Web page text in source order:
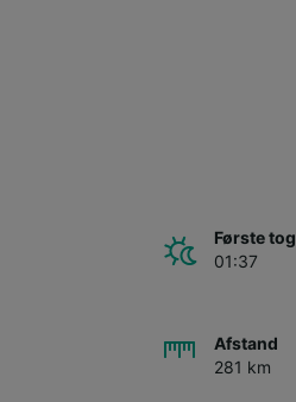
Første tog
01:37
Afstand
281 km